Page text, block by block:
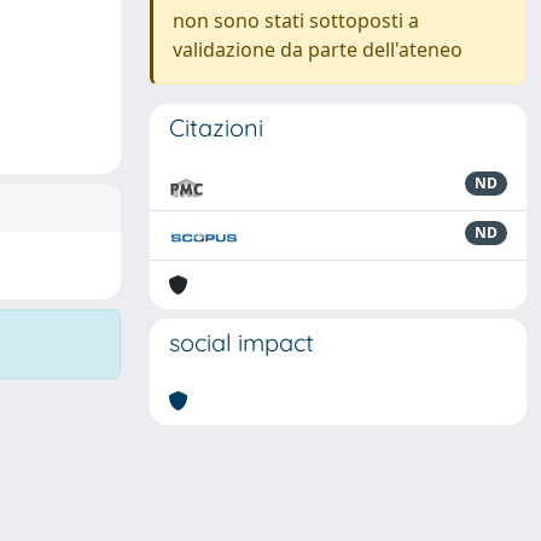
non sono stati sottoposti a
validazione da parte dell'ateneo
Citazioni
ND
ND
social impact